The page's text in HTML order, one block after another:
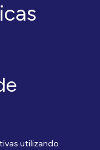
utilizando